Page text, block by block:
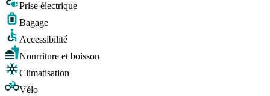
Prise électrique
Bagage
Accessibilité
Nourriture et boisson
Climatisation
Vélo